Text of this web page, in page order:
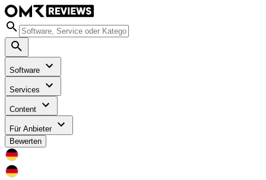
Software
Services
Content
Für Anbieter
Bewerten